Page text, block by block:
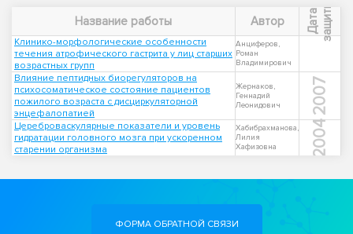
Название работы Автор Д
а
т
а
з
а
щ
и
т ы
Клинико-морфологические особенности
течения атрофического гастрита у лиц старших
возрастных групп
Анциферов,
Роман
Владимирович
Влияние пептидных биорегуляторов на
психосоматическое состояние пациентов
пожилого возраста с дисциркуляторной
энцефалопатией
Жернаков,
Геннадий
Леонидович
2007
Цереброваскулярные показатели и уровень
гидратации головного мозга при ускоренном
старении организма
Хабибрахманова,
Лилия
Хафизовна
2004
ФОРМА ОБРАТНОЙ СВЯЗИ